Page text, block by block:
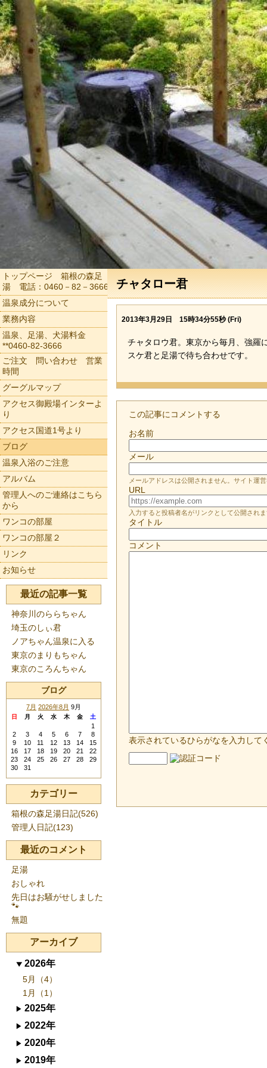
チャタロー君
2013年3月29日 15時34分55秒 (Fri)
チャタロウ君。東京から毎月、強羅
スケ君と足湯で待ち合わせです。
この記事にコメントする
お名前
メール
メールアドレスは公開されません。サイト運
URL
入力すると投稿者名がリンクとして公開され
タイトル
コメント
表示されているひらがなを入力して
トップページ 箱根の森足
湯 電話：0460－82－3666
温泉成分について
業務内容
温泉、足湯、犬湯料金
**0460-82-3666
ご注文 問い合わせ 営業
時間
グーグルマップ
アクセス御殿場インターよ
り
アクセス国道1号より
ブログ
温泉入浴のご注意
アルバム
管理人へのご連絡はこちら
から
ワンコの部屋
ワンコの部屋２
リンク
お知らせ
最近の記事一覧
神奈川のららちゃん
埼玉のしぃ君
ノアちゃん温泉に入る
東京のまりもちゃん
東京のころんちゃん
ブログ
7月 2026年8月 9月
日 月 火 水 木 金 土
1
2
3 4 5 6 7
8
9
10 11 12 13 14
15
16
17 18 19 20 21
22
23
24 25 26 27 28
29
30
31
カテゴリー
箱根の森足湯日記(526)
管理人日記(123)
最近のコメント
足湯
おしゃれ
先日はお騒がせしました
🐾
無題
アーカイブ
2026年
5月（4）
1月（1）
2025年
2022年
2020年
2019年